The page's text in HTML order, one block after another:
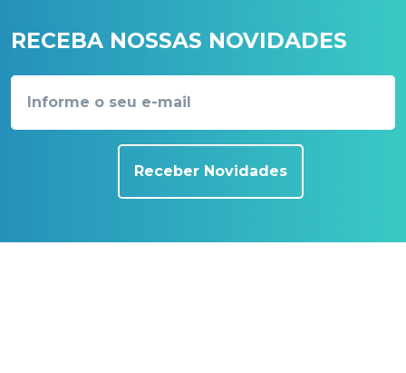
RECEBA NOSSAS NOVIDADES
Receber Novidades